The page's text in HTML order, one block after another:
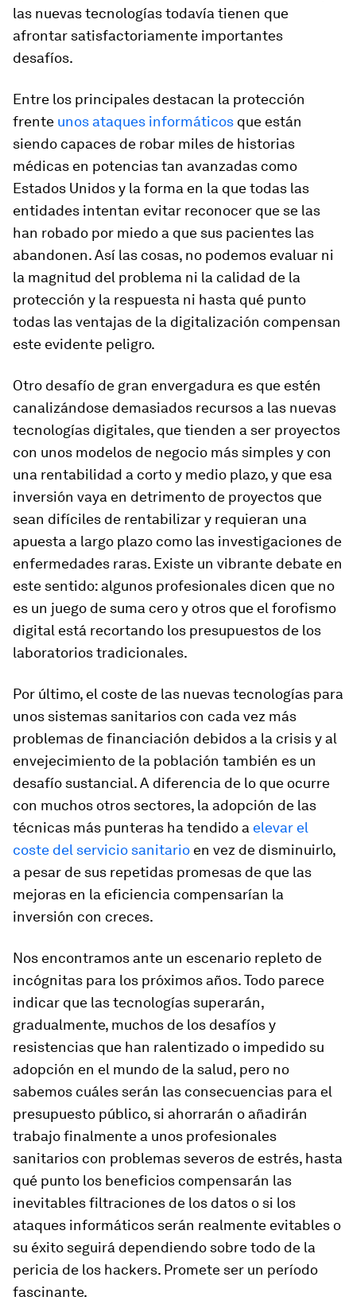
las nuevas tecnologías todavía tienen que
afrontar satisfactoriamente importantes
desafíos.
Entre los principales destacan la protección
frente unos ataques informáticos que están
siendo capaces de robar miles de historias
médicas en potencias tan avanzadas como
Estados Unidos y la forma en la que todas las
entidades intentan evitar reconocer que se las
han robado por miedo a que sus pacientes las
abandonen. Así las cosas, no podemos evaluar ni
la magnitud del problema ni la calidad de la
protección y la respuesta ni hasta qué punto
todas las ventajas de la digitalización compensan
este evidente peligro.
Otro desafío de gran envergadura es que estén
canalizándose demasiados recursos a las nuevas
tecnologías digitales, que tienden a ser proyectos
con unos modelos de negocio más simples y con
una rentabilidad a corto y medio plazo, y que esa
inversión vaya en detrimento de proyectos que
sean difíciles de rentabilizar y requieran una
apuesta a largo plazo como las investigaciones de
enfermedades raras. Existe un vibrante debate en
este sentido: algunos profesionales dicen que no
es un juego de suma ceroy otros que el forofismo
digital está recortando los presupuestos de los
laboratorios tradicionales.
Por último, el coste de las nuevas tecnologías para
unos sistemas sanitarios con cada vez más
problemas de financiación debidos a la crisis y al
envejecimiento de la población también es un
desafío sustancial. A diferencia de lo que ocurre
con muchos otros sectores, la adopción de las
técnicas más punteras ha tendido a elevar el
coste del servicio sanitario en vez de disminuirlo,
a pesar de sus repetidas promesas de que las
mejoras en la eficiencia compensarían la
inversión con creces.
Nos encontramos ante un escenario repleto de
incógnitas para los próximos años. Todo parece
indicar que las tecnologías superarán,
gradualmente, muchos de los desafíos y
resistencias que han ralentizado o impedido su
adopción en el mundo de la salud, pero no
sabemos cuáles serán las consecuencias para el
presupuesto público, si ahorrarán o añadirán
trabajo finalmente a unos profesionales
sanitarios con problemas severos de estrés, hasta
qué punto los beneficios compensarán las
inevitables filtraciones de los datos o si los
ataques informáticos serán realmente evitables o
su éxito seguirá dependiendo sobre todo de la
pericia de los hackers. Promete ser un período
fascinante.